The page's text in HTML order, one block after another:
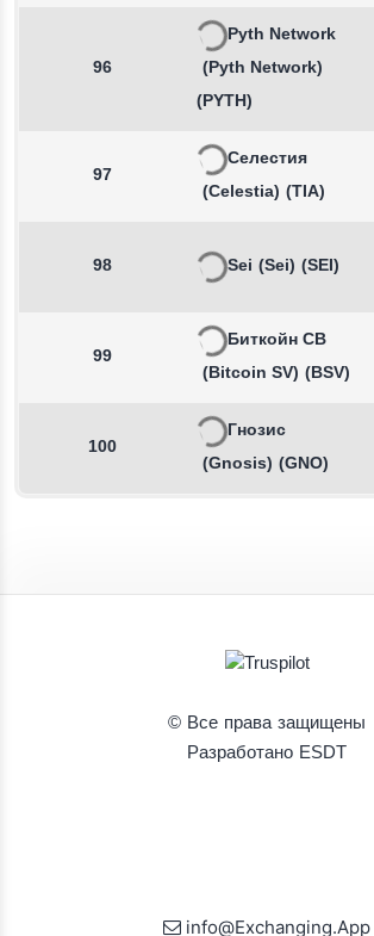
96
Pyth Network
(Pyth Network)
(PYTH)
97
Селестия
(Celestia) (TIA)
98 Sei (Sei) (SEI)
99
Биткойн СВ
(Bitcoin SV) (BSV)
100
Гнозис
(Gnosis) (GNO)
info@Exchanging.App
© Все права защищены
Разработано ESDT